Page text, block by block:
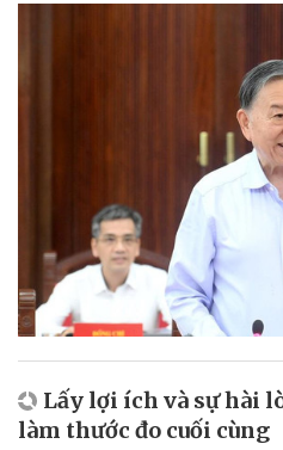
Lấy lợi ích và sự hài
làm thước đo cuối cùng